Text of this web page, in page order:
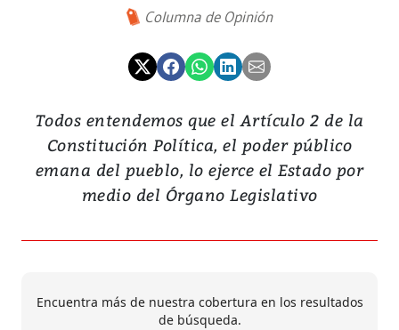
Columna de Opinión
Todos entendemos que el Artículo 2 de la
Constitución Política, el poder público
emana del pueblo, lo ejerce el Estado por
medio del Órgano Legislativo
Encuentra más de nuestra cobertura en los resultados
de búsqueda.